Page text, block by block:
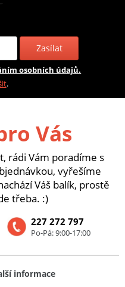
Zasílat
osobních údajů.
.
Vás
rádi Vám poradíme s
vyřešíme
Váš balík, prostě
třeba. :)
227 272 797
Po-Pá: 9:00-17:00
informace